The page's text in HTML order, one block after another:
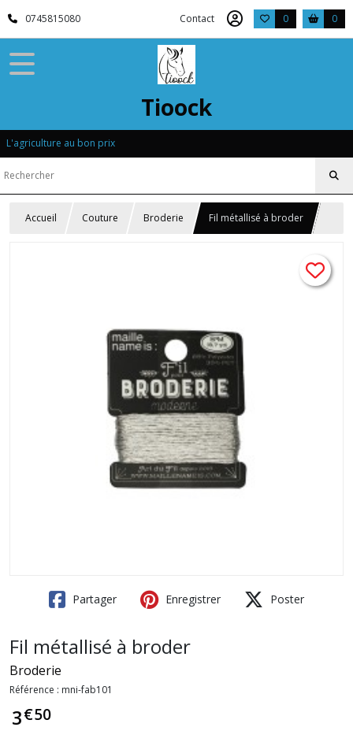
0745815080 Contact 0 0
Tioock
L'agriculture au bon prix
Accueil Couture Broderie Fil métallisé à broder
Partager Enregistrer Poster
Fil métallisé à broder
Broderie
Référence : mni-fab101
3€50